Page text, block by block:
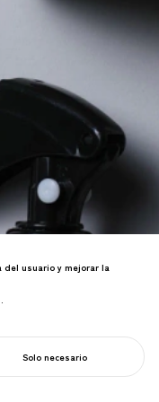
estilo de vida que celebra los
eleva los hábitos cotidianos y
de vida.
del usuario y mejorar la
.
Solo necesario